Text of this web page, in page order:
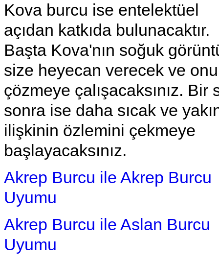
Kova burcu ise entelektüel
açıdan katkıda bulunacaktır.
Başta Kova'nın soğuk
size heyecan verecek ve onu
çözmeye çalışacaksınız. Bir
sonra ise daha sıcak ve
ilişkinin özlemini çekmeye
başlayacaksınız.
Akrep Burcu ile Akrep Burcu
Uyumu
Akrep Burcu ile Aslan Burcu
Uyumu